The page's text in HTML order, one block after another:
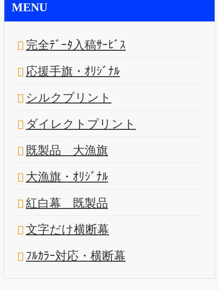
MENU
完全ﾃﾞｰﾀ入稿ｻｰﾋﾞｽ
応援手旗・ｵﾘｼﾞﾅﾙ
シルクプリント
ダイレクトプリント
既製品 大漁旗
大漁旗・ｵﾘｼﾞﾅﾙ
紅白幕 既製品
文字だけ横断幕
ﾌﾙｶﾗｰ対応・横断幕